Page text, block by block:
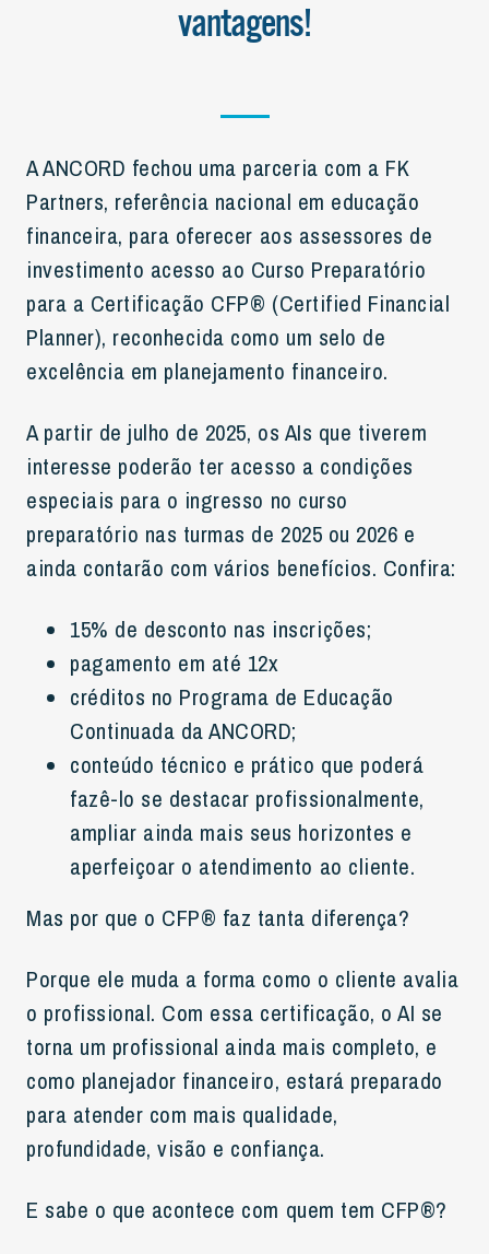
vantagens!
A ANCORD fechou uma parceria com a FK
Partners, referência nacional em educação
financeira, para oferecer aos assessores de
investimento acesso ao Curso Preparatório
para a Certificação CFP® (Certified Financial
Planner), reconhecida como um selo de
excelência em planejamento financeiro.
A partir de julho de 2025, os AIs que tiverem
interesse poderão ter acesso a condições
especiais para o ingresso no curso
preparatório nas turmas de 2025 ou 2026 e
ainda contarão com vários benefícios. Confira:
15% de desconto nas inscrições;
pagamento em até 12x
créditos no Programa de Educação
Continuada da ANCORD;
conteúdo técnico e prático que poderá
fazê-lo se destacar profissionalmente,
ampliar ainda mais seus horizontes e
aperfeiçoar o atendimento ao cliente.
Mas por que o CFP® faz tanta diferença?
Porque ele muda a forma como o cliente avalia
o profissional. Com essa certificação, o AI se
torna um profissional ainda mais completo, e
como planejador financeiro, estará preparado
para atender com mais qualidade,
profundidade, visão e confiança.
E sabe o que acontece com quem tem CFP®?